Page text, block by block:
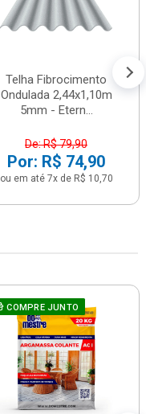
Telha Fibrocimento
Ondulada 2,44x1,10m
5mm - Etern...
De: R$ 79,90
Por: R$ 74,90
ou em até 7x de R$ 10,70
COMPRE JUNTO